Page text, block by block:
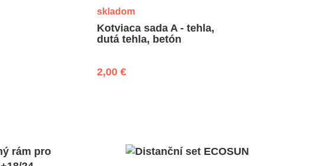
skladom
Kotviaca sada A - tehla,
dutá tehla, betón
2,00 €